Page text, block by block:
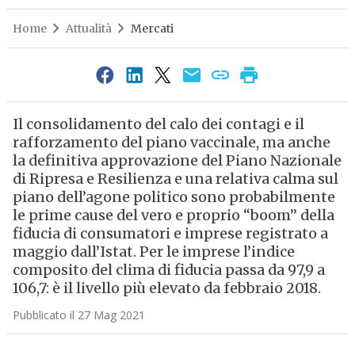
Home Attualità Mercati
Il consolidamento del calo dei contagi e il
rafforzamento del piano vaccinale, ma anche
la definitiva approvazione del Piano Nazionale
di Ripresa e Resilienza e una relativa calma sul
piano dell’agone politico sono probabilmente
le prime cause del vero e proprio “boom” della
fiducia di consumatori e imprese registrato a
maggio dall’Istat. Per le imprese l’indice
composito del clima di fiducia passa da 97,9 a
106,7: è il livello più elevato da febbraio 2018.
Pubblicato il 27 Mag 2021